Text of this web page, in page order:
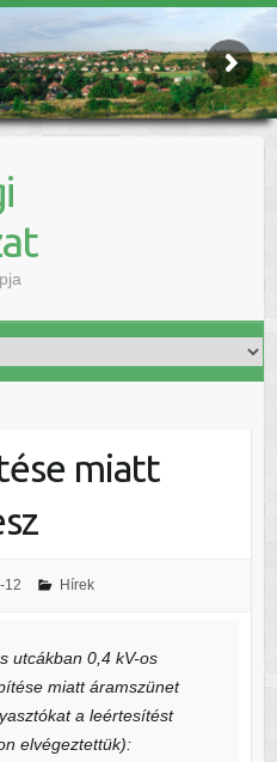
miatt
12 Hírek
utcákban 0,4 kV-os
miatt áramszünet
a leértesítést
elvégeztettük):